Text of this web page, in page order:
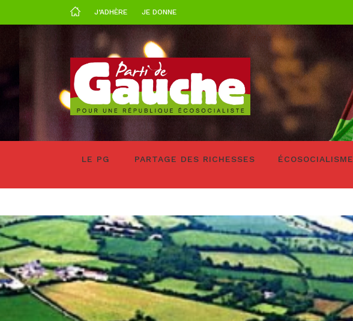
J’ADHÈRE JE DONNE
LE PG PARTAGE DES RICHESSES ÉCOSOCIALISME